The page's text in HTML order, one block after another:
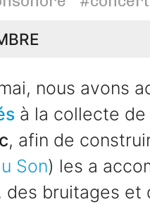
nous avons
à la collecte de
, afin de
Son) les a
des bruitages